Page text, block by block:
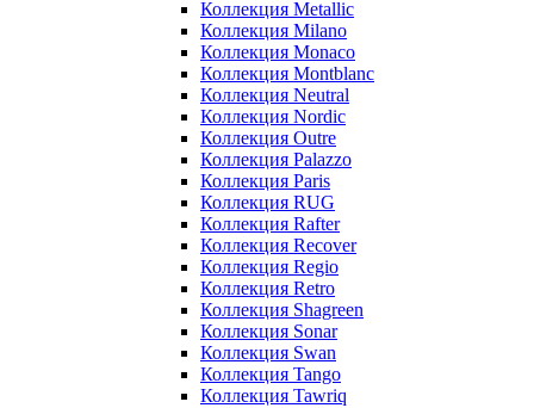
Коллекция Metallic
Коллекция Milano
Коллекция Monaco
Коллекция Montblanc
Коллекция Neutral
Коллекция Nordic
Коллекция Outre
Коллекция Palazzo
Коллекция Paris
Коллекция RUG
Коллекция Rafter
Коллекция Recover
Коллекция Regio
Коллекция Retro
Коллекция Shagreen
Коллекция Sonar
Коллекция Swan
Коллекция Tango
Коллекция Tawriq